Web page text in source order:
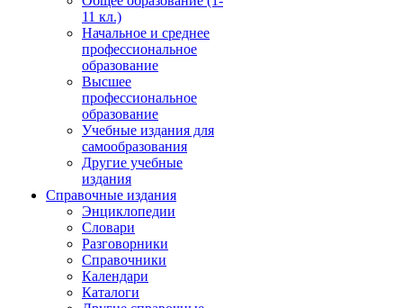
11 кл.)
Начальное и среднее
профессиональное
образование
Высшее
профессиональное
образование
Учебные издания для
самообразования
Другие учебные
издания
Справочные издания
Энциклопедии
Словари
Разговорники
Справочники
Календари
Каталоги